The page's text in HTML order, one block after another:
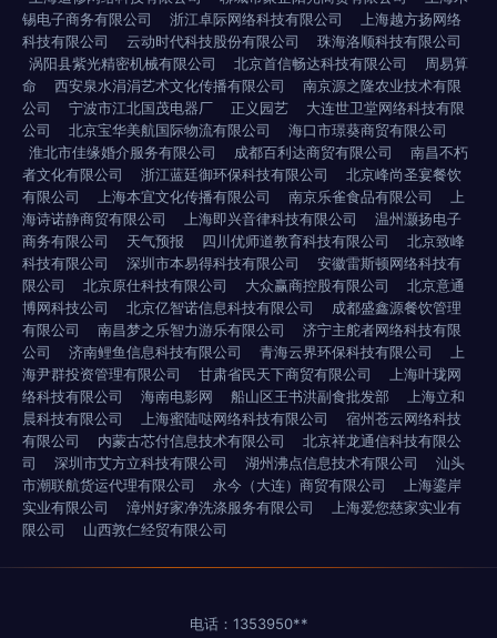
锡电子商务有限公司
浙江卓际网络科技有限公司
上海越方扬网络
科技有限公司
云动时代科技股份有限公司
珠海洛顺科技有限公司
涡阳县紫光精密机械有限公司
北京首信畅达科技有限公司
周易算
命
西安泉水涓涓艺术文化传播有限公司
南京源之隆农业技术有限
公司
宁波市江北国茂电器厂 正义园艺
大连世卫堂网络科技有限
公司
北京宝华美航国际物流有限公司
海口市璟葵商贸有限公司
淮北市佳缘婚介服务有限公司
成都百利达商贸有限公司
南昌不朽
者文化有限公司
浙江蓝廷御环保科技有限公司
北京峰尚圣宴餐饮
有限公司
上海本宜文化传播有限公司 南京乐雀食品有限公司
上
海诗诺静商贸有限公司
上海即兴音律科技有限公司
温州灏扬电子
商务有限公司
天气预报 四川优师道教育科技有限公司
北京致峰
科技有限公司
深圳市本易得科技有限公司
安徽雷斯顿网络科技有
限公司
北京原仕科技有限公司 大众赢商控股有限公司
北京意通
博网科技公司
北京亿智诺信息科技有限公司
成都盛鑫源餐饮管理
有限公司
南昌梦之乐智力游乐有限公司
济宁主舵者网络科技有限
公司
济南鲤鱼信息科技有限公司 青海云界环保科技有限公司
上
海尹群投资管理有限公司
甘肃省民天下商贸有限公司
上海叶珑网
络科技有限公司
海南电影网 船山区王书洪副食批发部
上海立和
晨科技有限公司
上海蜜陆哒网络科技有限公司
宿州苍云网络科技
有限公司
内蒙古芯付信息技术有限公司
北京祥龙通信科技有限公
司
深圳市艾方立科技有限公司 湖州沸点信息技术有限公司
汕头
市潮联航货运代理有限公司
永今（大连）商贸有限公司
上海鎏岸
实业有限公司
漳州好家净洗涤服务有限公司
上海爱您慈家实业有
限公司
山西敦仁经贸有限公司
电话：1353950**